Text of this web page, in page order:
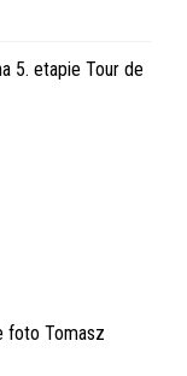
5. etapie Tour de
foto Tomasz